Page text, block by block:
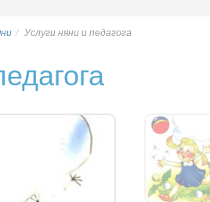
Услуги няни и педагога